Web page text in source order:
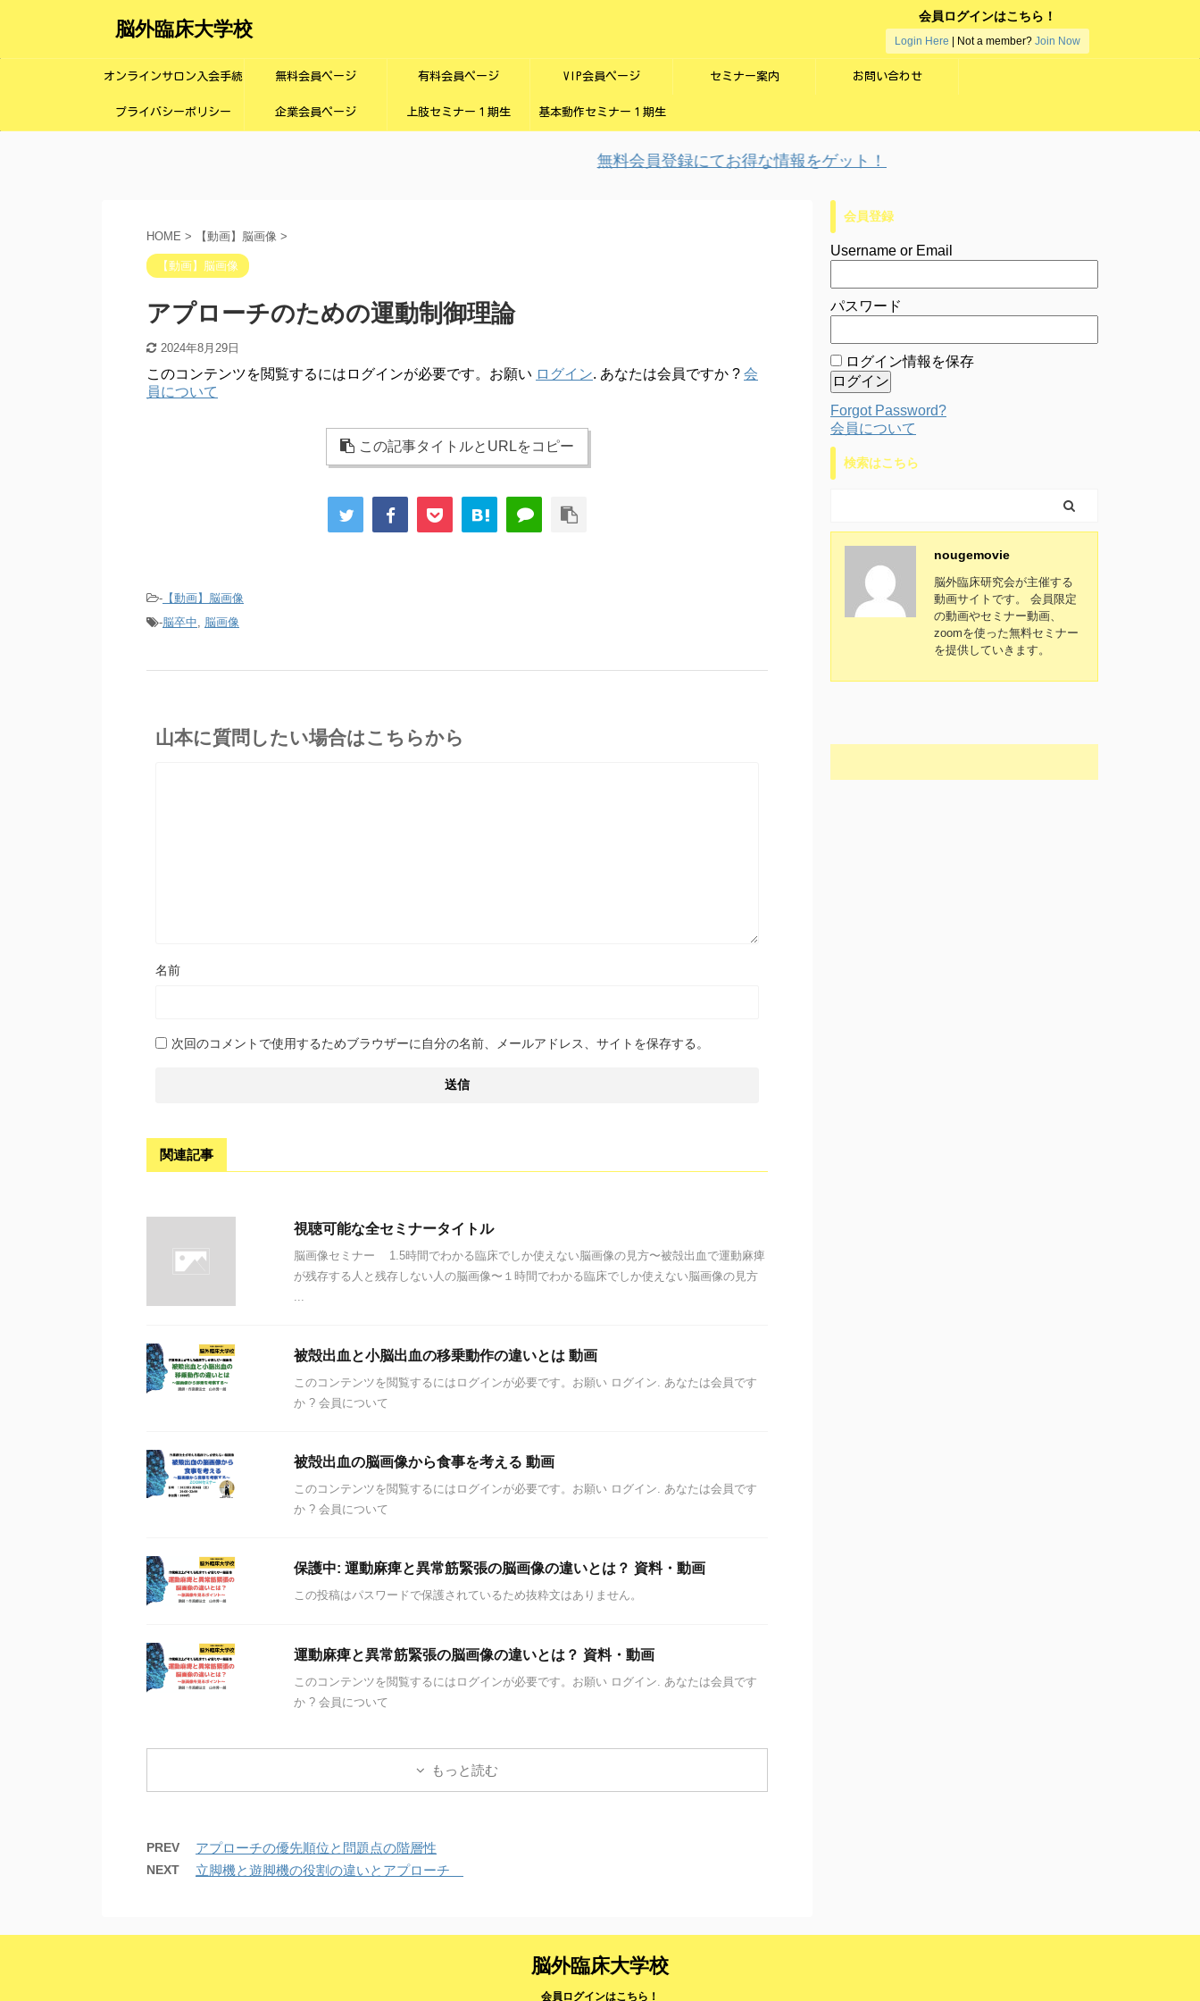
脳外臨床大学校
会員ログインはこちら！
Login Here | Not a member? Join Now
オンラインサロン入会手続
き画面
無料会員ページ 有料会員ページ VIP会員ページ セミナー案内 お問い合わせ
プライバシーポリシー 企業会員ページ 上肢セミナー１期生 基本動作セミナー１期生
無料会員登録にてお得な情報をゲット！
HOME > 【動画】脳画像 >
【動画】脳画像
アプローチのための運動制御理論
2024年8月29日
このコンテンツを閲覧するにはログインが必要です。お願い ログイン. あなたは会員ですか ? 会
員について
この記事タイトルとURLをコピー
- 【動画】脳画像
-脳卒中, 脳画像
山本に質問したい場合はこちらから
名前
次回のコメントで使用するためブラウザーに自分の名前、メールアドレス、サイトを保存する。
関連記事
視聴可能な全セミナータイトル
脳画像セミナー 1.5時間でわかる臨床でしか使えない脳画像の見方〜被殻出血で運動麻痺
が残存する人と残存しない人の脳画像〜１時間でわかる臨床でしか使えない脳画像の見方
...
被殻出血と小脳出血の移乗動作の違いとは 動画
このコンテンツを閲覧するにはログインが必要です。お願い ログイン. あなたは会員です
か ? 会員について
被殻出血の脳画像から食事を考える 動画
このコンテンツを閲覧するにはログインが必要です。お願い ログイン. あなたは会員です
か ? 会員について
保護中: 運動麻痺と異常筋緊張の脳画像の違いとは？ 資料・動画
この投稿はパスワードで保護されているため抜粋文はありません。
運動麻痺と異常筋緊張の脳画像の違いとは？ 資料・動画
このコンテンツを閲覧するにはログインが必要です。お願い ログイン. あなたは会員です
か ? 会員について
もっと読む
PREV アプローチの優先順位と問題点の階層性
NEXT 立脚機と遊脚機の役割の違いとアプローチ
会員登録
Username or Email
パスワード
ログイン情報を保存
Forgot Password?
会員について
検索はこちら
nougemovie
脳外臨床研究会が主催する
動画サイトです。 会員限定
の動画やセミナー動画、
zoomを使った無料セミナー
を提供していきます。
脳外臨床大学校
会員ログインはこちら！